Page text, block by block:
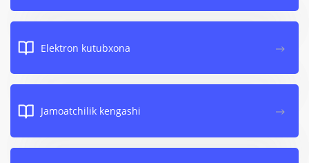
Elektron kutubxona
Jamoatchilik kengashi